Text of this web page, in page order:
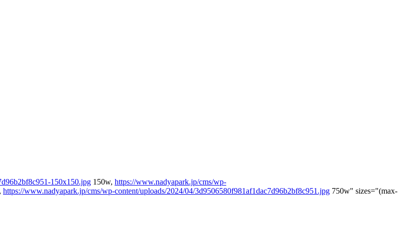
150x150.jpg 150w, https://www.nadyapark.jp/cms/wp-
https://www.nadyapark.jp/cms/wp-content/uploads/2024/04/3d9506580f981af1dac7d96b2bf8c951.jpg 750w" sizes="(max-